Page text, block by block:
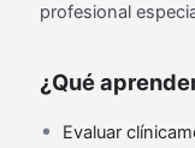
profesional
¿Qué
Evaluar